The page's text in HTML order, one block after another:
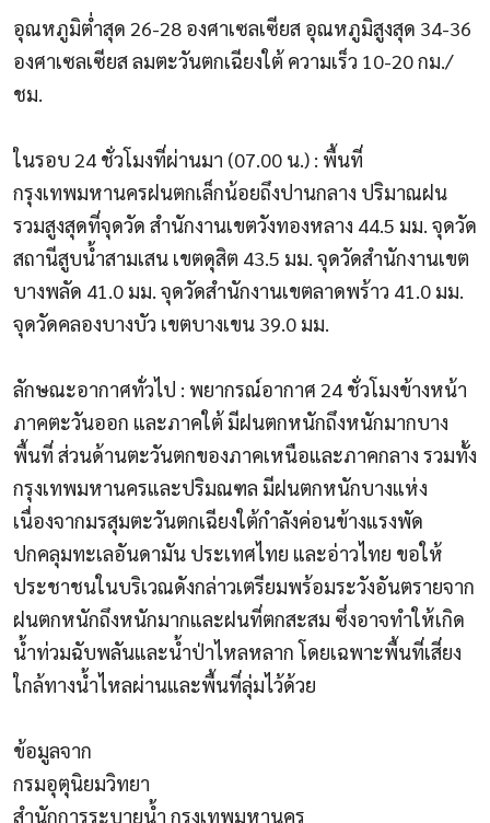
อุณหภูมิต่ำสุด 26-28 องศาเซลเซียส อุณหภูมิสูงสุด 34-36
องศาเซลเซียส ลมตะวันตกเฉียงใต้ ความเร็ว 10-20 กม./
ชม.
ในรอบ 24 ชั่วโมงที่ผ่านมา (07.00 น.) : พื้นที่
กรุงเทพมหานครฝนตกเล็กน้อยถึงปานกลาง ปริมาณฝน
รวมสูงสุดที่จุดวัด สำนักงานเขตวังทองหลาง 44.5 มม. จุดวัด
สถานีสูบน้ำสามเสน เขตดุสิต 43.5 มม. จุดวัดสำนักงานเขต
บางพลัด 41.0 มม. จุดวัดสำนักงานเขตลาดพร้าว 41.0 มม.
จุดวัดคลองบางบัว เขตบางเขน 39.0 มม.
ลักษณะอากาศทั่วไป : พยากรณ์อากาศ 24 ชั่วโมงข้างหน้า
ภาคตะวันออก และภาคใต้ มีฝนตกหนักถึงหนักมากบาง
พื้นที่ ส่วนด้านตะวันตกของภาคเหนือและภาคกลาง รวมทั้ง
กรุงเทพมหานครและปริมณฑล มีฝนตกหนักบางแห่ง
เนื่องจากมรสุมตะวันตกเฉียงใต้กำลังค่อนข้างแรงพัด
ปกคลุมทะเลอันดามัน ประเทศไทย และอ่าวไทย ขอให้
ประชาชนในบริเวณดังกล่าวเตรียมพร้อมระวังอันตรายจาก
ฝนตกหนักถึงหนักมากและฝนที่ตกสะสม ซึ่งอาจทำให้เกิด
น้ำท่วมฉับพลันและน้ำป่าไหลหลาก โดยเฉพาะพื้นที่เสี่ยง
ใกล้ทางน้ำไหลผ่านและพื้นที่ลุ่มไว้ด้วย
ข้อมูลจาก
กรมอุตุนิยมวิทยา
สำนักการระบายน้ำ กรุงเทพมหานคร